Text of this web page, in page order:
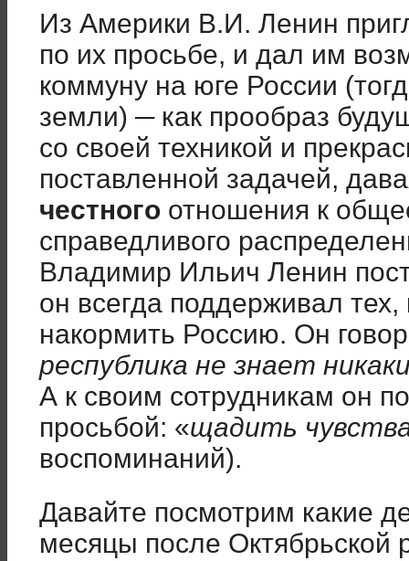
Из Америки В.И. Ленин
по их просьбе, и дал им
коммуну на юге России
земли) ─ как прообраз
со своей техникой и
поставленной задачей,
честного отношения к
справедливого
Владимир Ильич Ленин
он всегда поддерживал
накормить Россию. Он
республика не знает
А к своим сотрудникам он
просьбой: «щадить
воспоминаний).
Давайте посмотрим какие
месяцы после Октябрьской